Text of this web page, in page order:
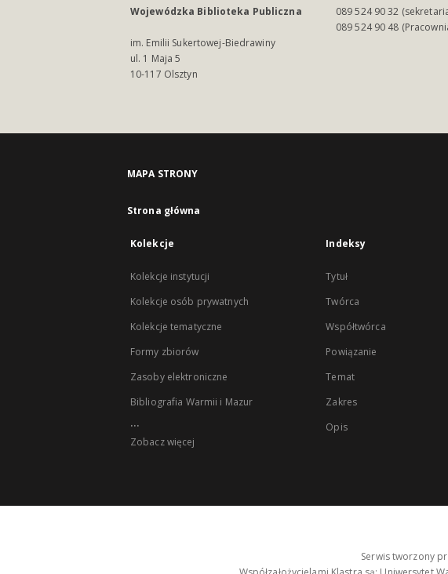
Wojewódzka Biblioteka Publiczna
im. Emilii Sukertowej-Biedrawiny
ul. 1 Maja 5
10-117 Olsztyn
089 524 90 32
089 524 90 48
MAPA STRONY
Strona główna
Kolekcje
Kolekcje instytucji
Kolekcje osób prywatnych
Kolekcje tematyczne
Formy zbiorów
Zasoby elektroniczne
Bibliografia Warmii i Mazur
...
Zobacz więcej
Indeksy
Tytuł
Twórca
Współtwórca
Powiązanie
Temat
Zakres
Opis
Serwis tworzony